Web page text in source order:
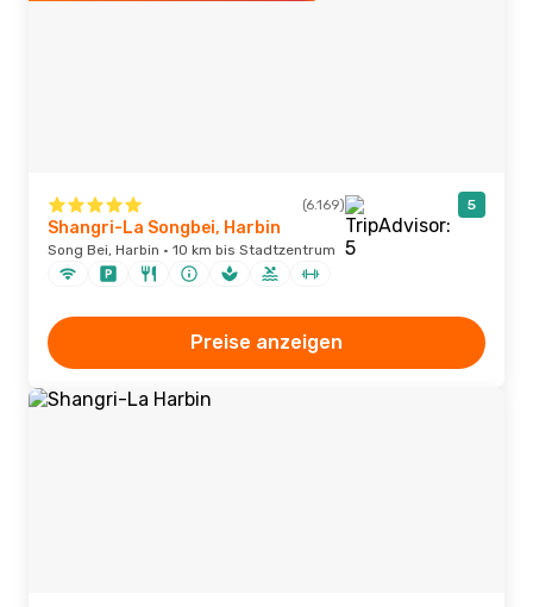
(6.169) 5
Shangri-La Songbei, Harbin
Song Bei, Harbin · 10 km bis Stadtzentrum
Preise anzeigen